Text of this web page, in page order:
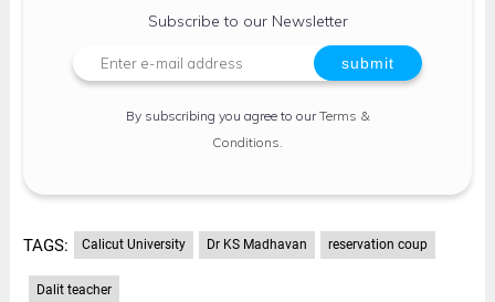
Subscribe to our Newsletter
By subscribing you agree to ourTerms &
Conditions
TAGS: Calicut University Dr KS Madhavan reservation coup
Dalit teacher